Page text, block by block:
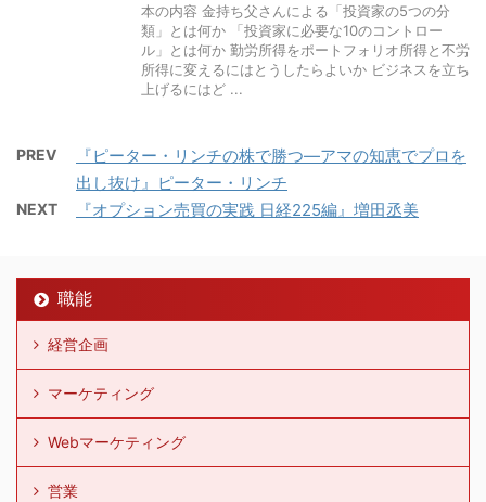
本の内容 金持ち父さんによる「投資家の5つの分
類」とは何か 「投資家に必要な10のコントロー
ル」とは何か 勤労所得をポートフォリオ所得と不労
所得に変えるにはとうしたらよいか ビジネスを立ち
上げるにはど ...
PREV
『ピーター・リンチの株で勝つ―アマの知恵でプロを
出し抜け』ピーター・リンチ
NEXT 『オプション売買の実践 日経225編』増田丞美
職能
経営企画
マーケティング
Webマーケティング
営業